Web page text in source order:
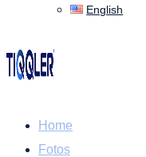
English
Home
Fotos